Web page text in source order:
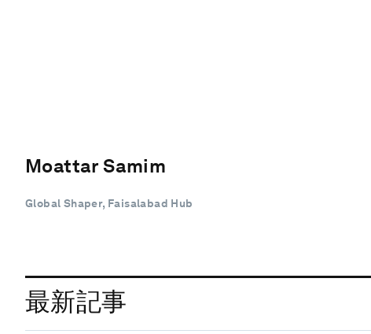
Moattar Samim
Global Shaper, Faisalabad Hub
最新記事